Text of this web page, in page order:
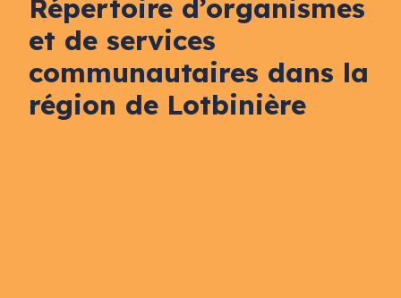
Répertoire d’organismes
et de services
communautaires dans la
région de Lotbinière